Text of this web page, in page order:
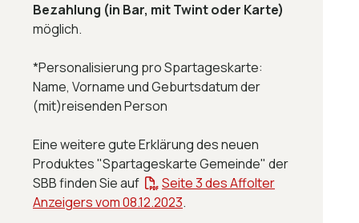
Bezahlung (in Bar, mit Twint oder Karte)
möglich.
*Personalisierung pro Spartageskarte:
Name, Vorname und Geburtsdatum der
(mit)reisenden Person
Eine weitere gute Erklärung des neuen
Produktes "Spartageskarte Gemeinde" der
SBB finden Sie auf
Seite 3 des Affolter
Anzeigers vom 08.12.2023.